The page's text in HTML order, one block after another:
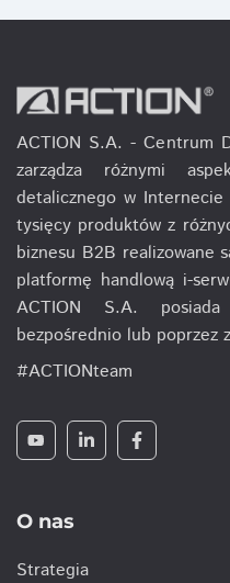
ACTION S.A. - Centrum
zarządza różnymi
detalicznego w
tysięcy produktów z
biznesu B2B realizowane
platformę handlową i-
ACTION S.A.
bezpośrednio lub poprzez
#ACTIONteam
O nas
Strategia